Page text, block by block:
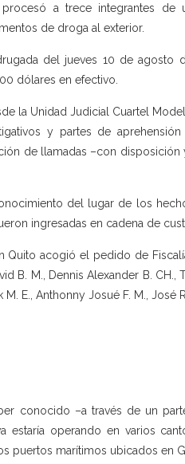
procesó a trece integrantes de
de droga al exterior.
del jueves 10 de agosto
dólares en efectivo.
la Unidad Judicial Cuartel
y partes de
de llamadas –con disposición
del lugar de los
ingresadas en cadena de
acogió el pedido de
B. M., Dennis Alexander B. CH.,
E., Anthonny Josué F. M., José
conocido –a través de un
estaría operando en varios
puertos marítimos ubicados en